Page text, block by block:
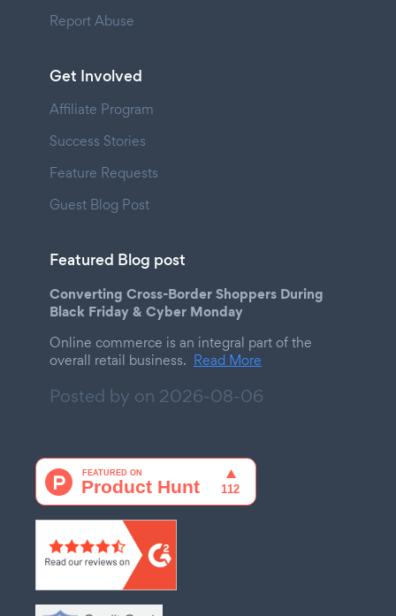
Report Abuse
Get Involved
Affiliate Program
Success Stories
Feature Requests
Guest Blog Post
Featured Blog post
Converting Cross-Border Shoppers During
Black Friday & Cyber Monday
Online commerce is an integral part of the
overall retail business. Read More
Posted by on 2026-08-06